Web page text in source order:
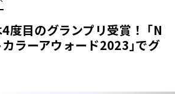
度目のグランプリ受賞！ ｢N
ラーアウォード2023｣でグ